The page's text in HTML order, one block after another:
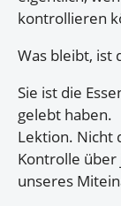
kontrollieren
Was bleibt, ist
Sie ist die
gelebt
Lektion. Nicht
Kontrolle
unseres